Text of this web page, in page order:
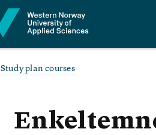
Study plan courses